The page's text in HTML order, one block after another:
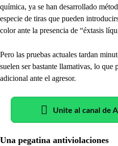
química, ya se han desarrollado
especie de tiras que pueden
color ante la presencia de “éxtasis
Pero las pruebas actuales tardan
suelen ser bastante llamativas, lo que
adicional ante el agresor.
Unite al canal de
Una pegatina antiviolaciones